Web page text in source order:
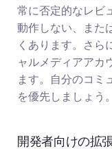
常に否定的なレビ
動作しない、また
くあります。さら
ャルメディアアカ
ます。自分のコミ
を優先しましょう。
開発者向けの拡